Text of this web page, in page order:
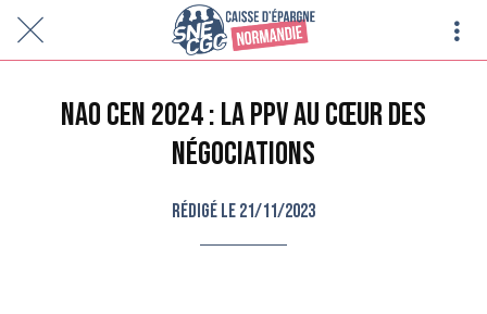
NAO CEN 2024 : la PPV au cœur des
négociations
Rédigé le 21/11/2023